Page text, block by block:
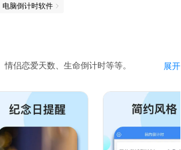
电脑倒计时软件
侣恋爱天数、生命倒计时等等。
式显示时间。
展开